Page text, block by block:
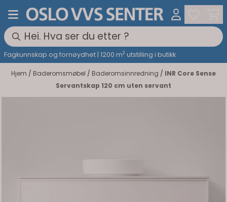
Hopp til innhold
Fagkunnskap og fornøydhet | 1200 m2 utstilling i butikk
Hjem / Baderomsmøbel / Baderomsinnredning / INR Core Sense
Servantskap 120 cm uten servant